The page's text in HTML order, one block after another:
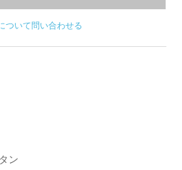
ついて問い合わせる
ン